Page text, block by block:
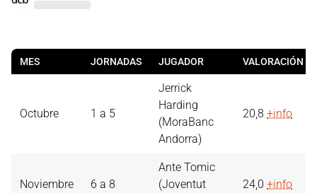
MES JORNADAS JUGADOR VALORACIÓN
Octubre 1 a 5
Jerrick
Harding
(MoraBanc
Andorra)
20,8 +info
Noviembre 6 a 8
Ante Tomic
(Joventut
24,0 +info